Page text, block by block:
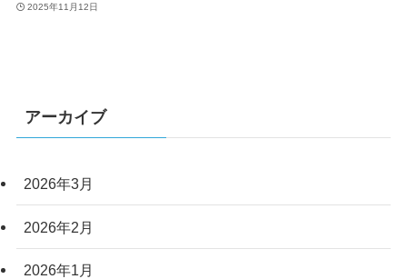
2025年11月12日
アーカイブ
2026年3月
2026年2月
2026年1月